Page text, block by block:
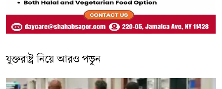
যুক্তরাষ্ট্র নিয়ে আরও পড়ুন